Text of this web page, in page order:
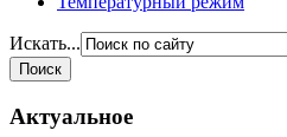
Искать...
Актуальное